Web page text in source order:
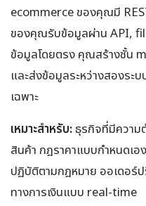
ecommerce ของคุณมี
ของคุณรับข้อมูลผ่าน API,
ข้อมูลโดยตรง คุณสร้างชั้น
และส่งข้อมูลระหว่างสองระ
เฉพาะ
เหมาะสำหรับ: ธุรกิจที่มีความ
สินค้า กฎราคาแบบกำหนดเอ
ปฏิบัติตามกฎหมาย ออเดอร์
ทางการเงินแบบ real-time